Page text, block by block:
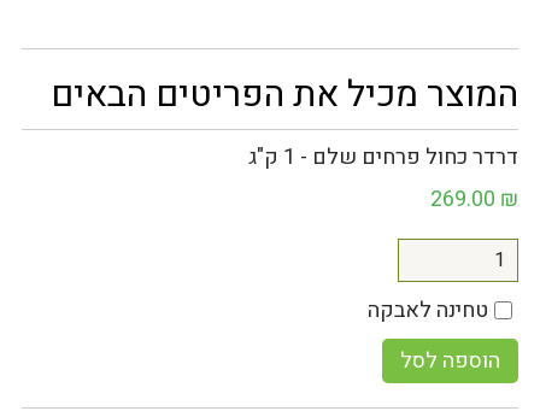
המוצר מכיל את הפריטים הבאים
דרדר כחול פרחים שלם - 1 ק"ג
269.00 ₪
טחינה לאבקה
הוספה לסל